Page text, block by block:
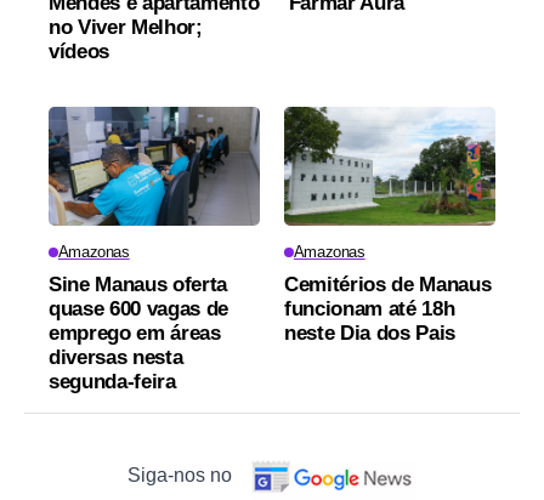
no Viver Melhor;
vídeos
Amazonas
Sine Manaus oferta
quase 600 vagas de
emprego em áreas
diversas nesta
segunda-feira
Amazonas
Cemitérios de Manaus
funcionam até 18h
neste Dia dos Pais
Siga-nos no